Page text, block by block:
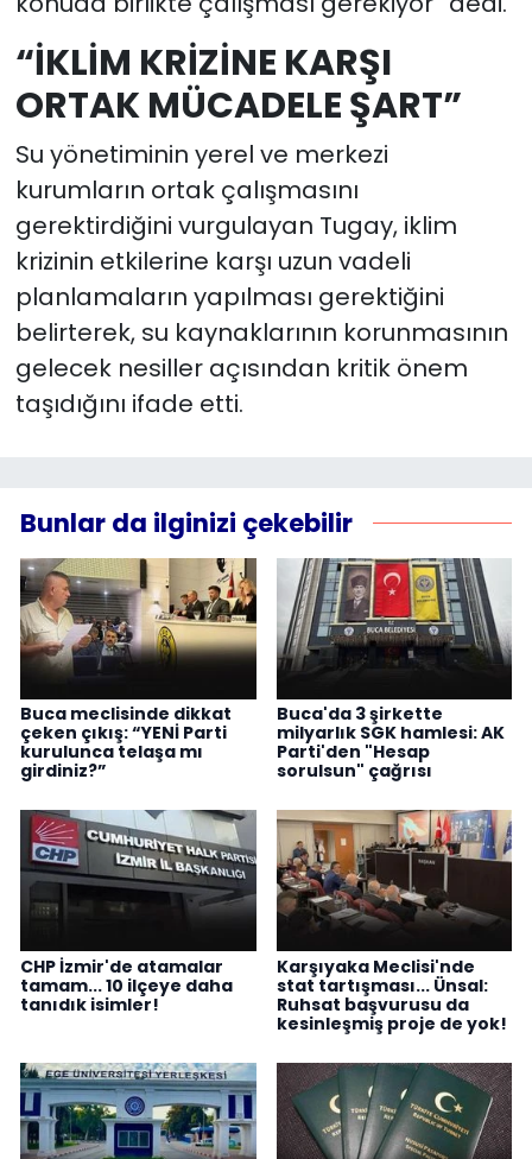
“İKLİM KRİZİNE KARŞI
ORTAK MÜCADELE ŞART”
Su yönetiminin yerel ve merkezi
kurumların ortak çalışmasını
gerektirdiğini vurgulayan Tugay, iklim
krizinin etkilerine karşı uzun vadeli
planlamaların yapılması gerektiğini
belirterek, su kaynaklarının korunmasının
gelecek nesiller açısından kritik önem
taşıdığını ifade etti.
Bunlar da ilginizi çekebilir
Buca meclisinde dikkat
çeken çıkış: “YENİ Parti
kurulunca telaşa mı
girdiniz?”
Buca'da 3 şirkette
milyarlık SGK hamlesi: AK
Parti'den "Hesap
sorulsun" çağrısı
CHP İzmir'de atamalar
tamam... 10 ilçeye daha
tanıdık isimler!
Karşıyaka Meclisi'nde
stat tartışması... Ünsal:
Ruhsat başvurusu da
kesinleşmiş proje de yok!